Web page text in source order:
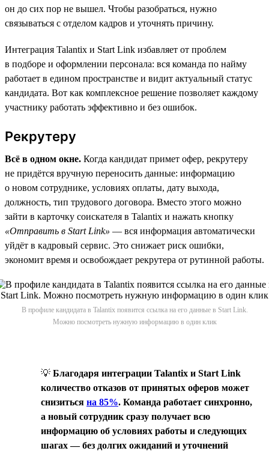
он до сих пор не вышел. Чтобы разобраться, нужно
связываться с отделом кадров и уточнять причину.
Интеграция Talantix и Start Link избавляет от проблем
в подборе и оформлении персонала: вся команда по найму
работает в едином пространстве и видит актуальный статус
кандидата. Вот как комплексное решение позволяет каждому
участнику работать эффективно и без ошибок.
Рекрутеру
Всё в одном окне. Когда кандидат примет офер, рекрутеру
не придётся вручную переносить данные: информацию
о новом сотруднике, условиях оплаты, дату выхода,
должность, тип трудового договора. Вместо этого можно
зайти в карточку соискателя в Talantix и нажать кнопку
«Отправить в Start Link» — вся информация автоматически
уйдёт в кадровый сервис. Это снижает риск ошибки,
экономит время и освобождает рекрутера от рутинной работы.
В профиле кандидата в Talantix появится ссылка на его данные в Start Link.
Можно посмотреть нужную информацию в один клик
💡 Благодаря интеграции Talantix и Start Link
количество отказов от принятых оферов может
снизиться на 85%. Команда работает синхронно,
а новый сотрудник сразу получает всю
информацию об условиях работы и следующих
шагах — без долгих ожиданий и уточнений